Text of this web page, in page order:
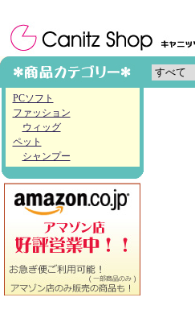
PCソフト
ファッション
ウィッグ
ペット
シャンプー